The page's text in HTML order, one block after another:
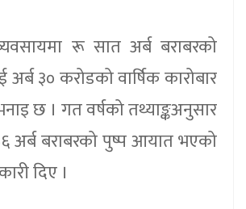
रू सात अर्ब बराबरको
३० करोडको वार्षिक कारोबार
छ । गत वर्षको तथ्याङ्कअनुसार
अर्ब बराबरको पुष्प आयात भएको
दिए ।